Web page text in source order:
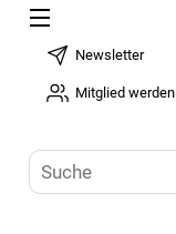
Newsletter
Mitglied werden